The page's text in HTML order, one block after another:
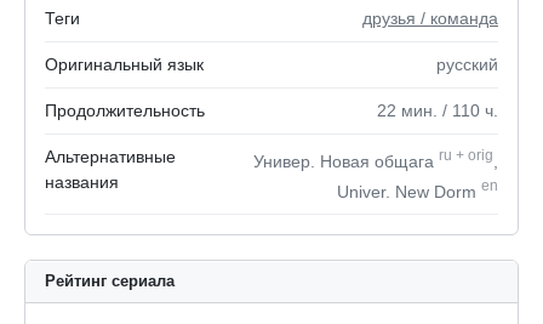
Теги друзья / команда
Оригинальный язык русский
Продолжительность 22 мин. / 110 ч.
Альтернативные
названия
Универ. Новая общага ru + orig
Univer. New Dorm en
Рейтинг сериала